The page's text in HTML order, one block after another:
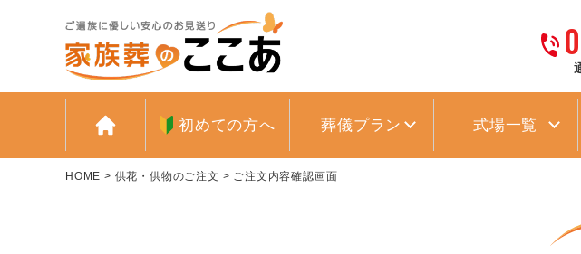
初めての方へ 葬儀プラン 式場一覧
HOME > 供花・供物のご注文 > ご注文内容確認画面